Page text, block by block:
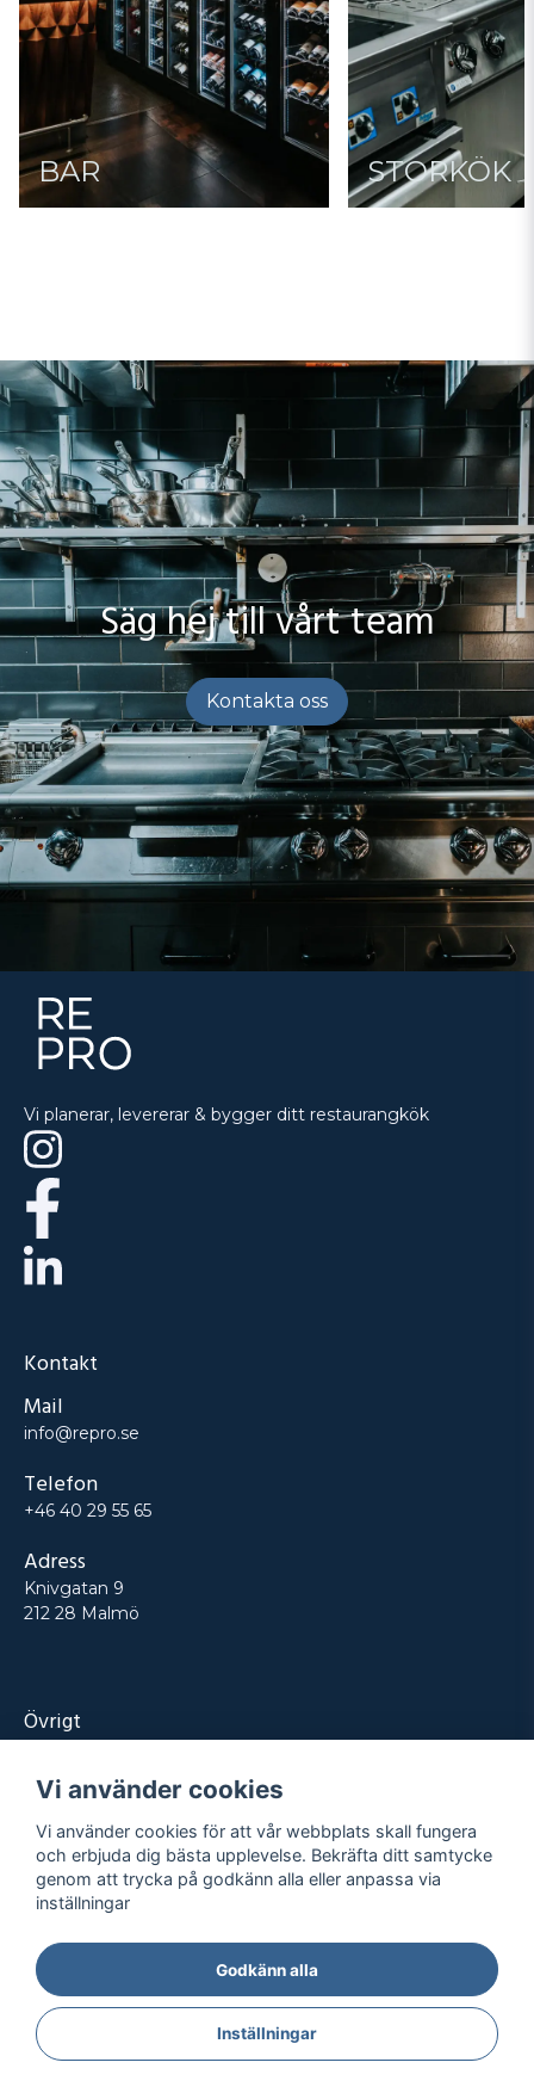
BAR STORKÖK
Säg hej till vårt team
Kontakta oss
Vi planerar, levererar & bygger ditt restaurangkök
Kontakt
Mail
info@repro.se
Telefon
+46 40 29 55 65
Adress
Knivgatan 9
212 28 Malmö
Övrigt
Tjänster
Kontakt
Projekt
2026- Alla rättigheter reserverade
IntegritetspolicyKöpvillkor
Vi använder cookies
Vi använder cookies för att vår webbplats skall fungera
och erbjuda dig bästa upplevelse. Bekräfta ditt samtycke
genom att trycka på godkänn alla eller anpassa via
inställningar
Godkänn alla
Inställningar